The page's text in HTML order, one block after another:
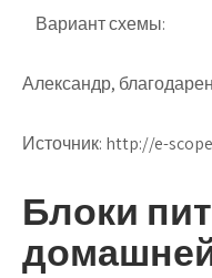
Вариант схемы:
Александр,
Источник: http://e-
Блоки